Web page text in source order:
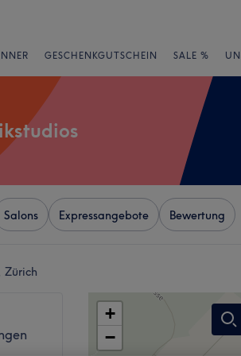
GESCHENKGUTSCHEIN SALE %
Salons Expressangebote Bewertung
Zürich
+
−